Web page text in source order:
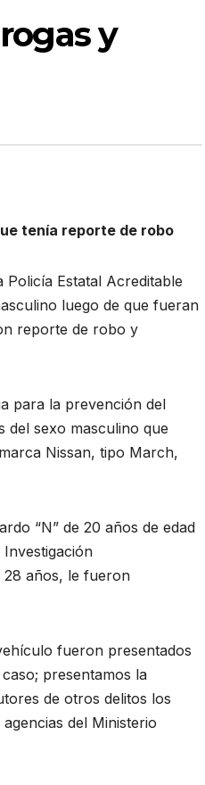
y
tenía reporte de robo
Policía Estatal Acreditable
luego de que fueran
reporte de robo y
para la prevención del
del sexo masculino que
Nissan, tipo March,
“N” de 20 años de edad
28 años, le fueron
fueron presentados
presentamos la
de otros delitos los
del Ministerio